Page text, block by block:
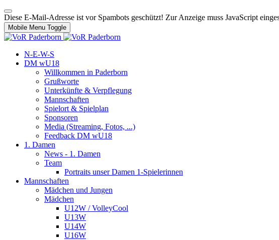
Diese E-Mail-Adresse ist vor Spambots geschützt! Zur Anzeige muss JavaScript
Mobile Menu Toggle
N-E-W-S
DM wU18
Willkommen in Paderborn
Grußworte
Unterkünfte & Verpflegung
Mannschaften
Spielort & Spielplan
Sponsoren
Media (Streaming, Fotos, ...)
Feedback DM wU18
1. Damen
News - 1. Damen
Team
Portraits unser Damen 1-Spielerinnen
Mannschaften
Mädchen und Jungen
Mädchen
U12W / VolleyCool
U13W
U14W
U16W